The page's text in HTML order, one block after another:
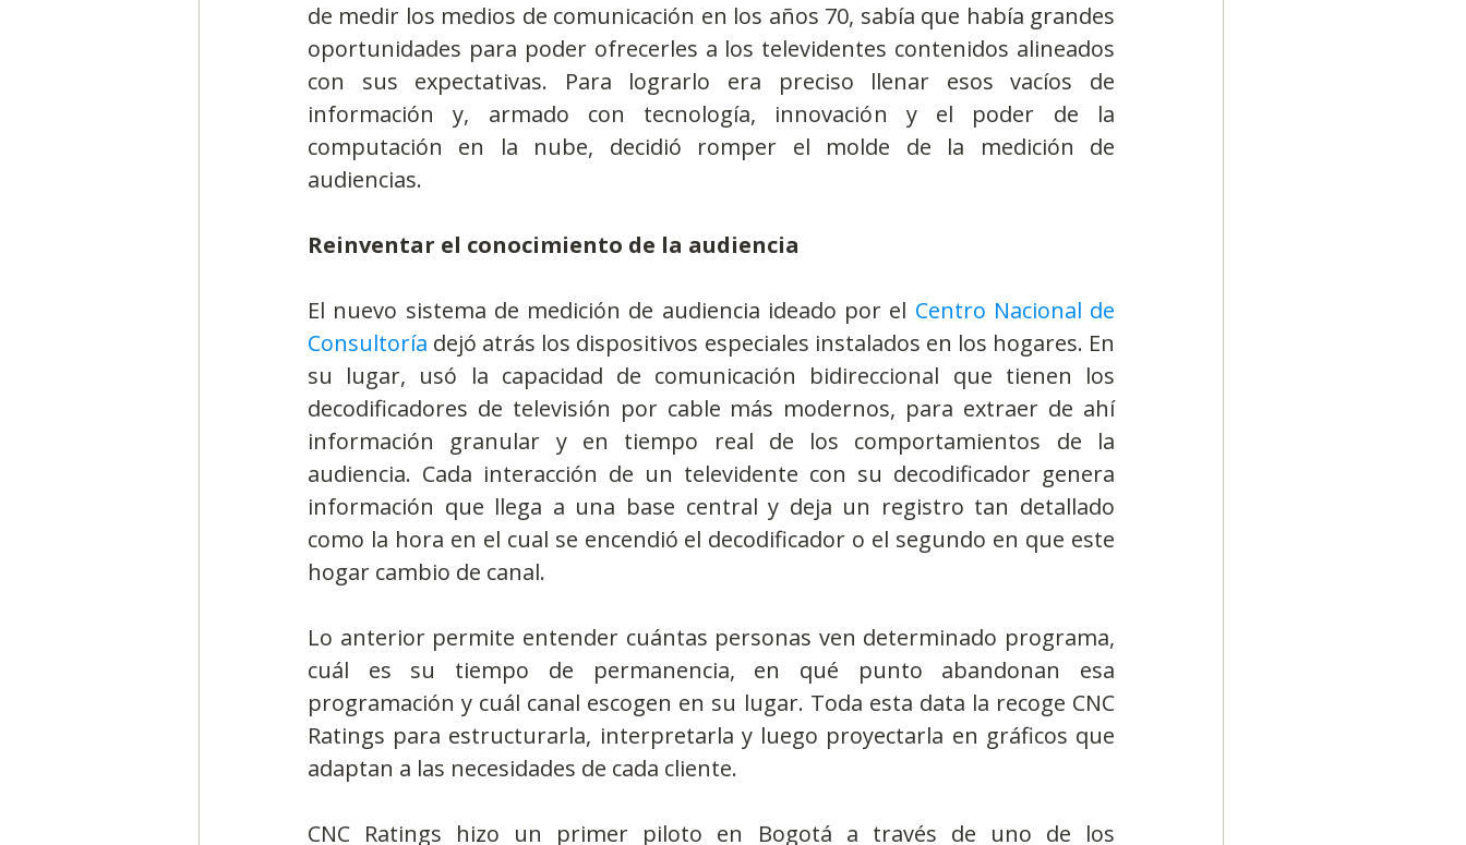
de medir los medios de comunicación en los años 70, sabía que había grandes
oportunidades para poder ofrecerles a los televidentes contenidos alineados
con sus expectativas. Para lograrlo era preciso llenar esos vacíos de
información y, armado con tecnología, innovación y el poder de la
computación en la nube, decidió romper el molde de la medición de
audiencias.
Reinventar el conocimiento de la audiencia
El nuevo sistema de medición de audiencia ideado por el Centro Nacional de
Consultoría dejó atrás los dispositivos especiales instalados en los hogares. En
su lugar, usó la capacidad de comunicación bidireccional que tienen los
decodificadores de televisión por cable más modernos, para extraer de ahí
información granular y en tiempo real de los comportamientos de la
audiencia. Cada interacción de un televidente con su decodificador genera
información que llega a una base central y deja un registro tan detallado
como la hora en el cual se encendió el decodificador o el segundo en que este
hogar cambio de canal.
Lo anterior permite entender cuántas personas ven determinado programa,
cuál es su tiempo de permanencia, en qué punto abandonan esa
programación y cuál canal escogen en su lugar. Toda esta data la recoge CNC
Ratings para estructurarla, interpretarla y luego proyectarla en gráficos que
adaptan a las necesidades de cada cliente.
CNC Ratings hizo un primer piloto en Bogotá a través de uno de los